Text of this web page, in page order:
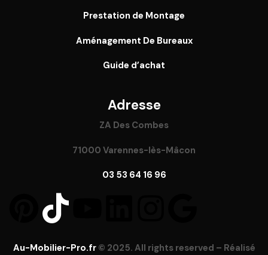
Prestation de Montage
Aménagement De Bureaux
Guide d’achat
Adresse
ZA Des Combes
71000 Varennes-lès-Mâcon
03 53 64 16 96
Au-Mobilier-Pro.fr© 2025. All rights reserved – Réalisé